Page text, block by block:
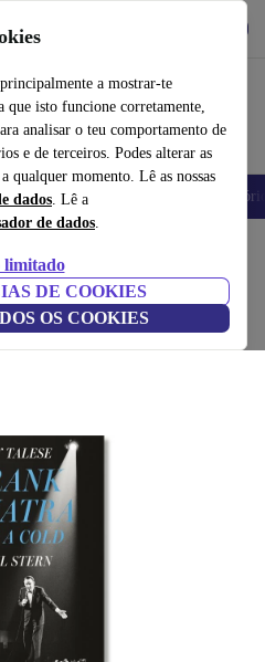
a mostrar-te
que isto funcione corretamente,
analisar o teu comportamento de
e de terceiros. Podes alterar as
a qualquer momento. Lê as nossas
dados. Lê a
de dados.
limitado
DE COOKIES
OS COOKIES
Tablets
Frank Sinatra Has